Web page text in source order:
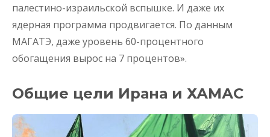
палестино-израильской вспышке. И даже их
ядерная программа продвигается. По данным
МАГАТЭ, даже уровень 60-процентного
обогащения вырос на 7 процентов».
Общие цели Ирана и ХАМАС